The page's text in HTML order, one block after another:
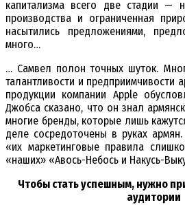
капитализма всего две стадии —
производства и ограниченная
насытились предложениями,
много…
… Самвел полон точных шуток.
талантливости и предприимчивости
продукции компании Apple
Джобса сказано, что он знал
многие бренды, которые лишь
деле сосредоточены в руках
«их маркетинговые правила
«наших» «Авось-Небось и Накусь-
Чтобы стать успешным, нужно
аудитории